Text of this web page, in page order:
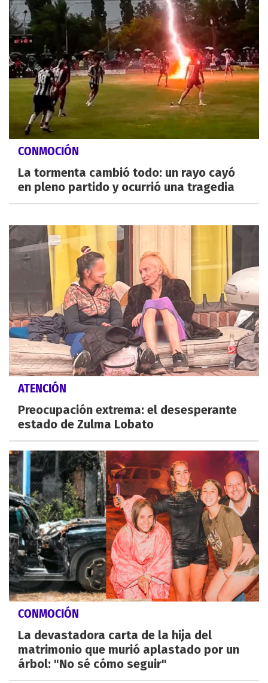
CONMOCIÓN
La tormenta cambió todo: un rayo cayó
en pleno partido y ocurrió una tragedia
ATENCIÓN
Preocupación extrema: el desesperante
estado de Zulma Lobato
CONMOCIÓN
La devastadora carta de la hija del
matrimonio que murió aplastado por un
árbol: "No sé cómo seguir"